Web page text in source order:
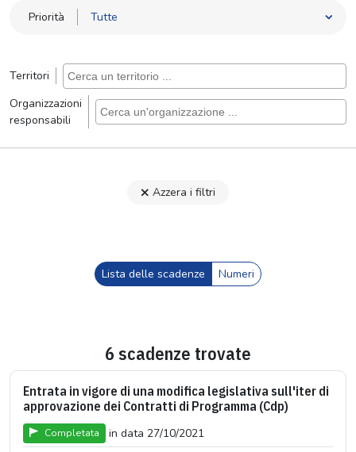
Priorità
Territori
Organizzazioni
responsabili
Azzera i filtri
Lista delle scadenze Numeri
6 scadenze trovate
Entrata in vigore di una modifica legislativa sull'iter di
approvazione dei Contratti di Programma (Cdp)
Completata
in data 27/10/2021